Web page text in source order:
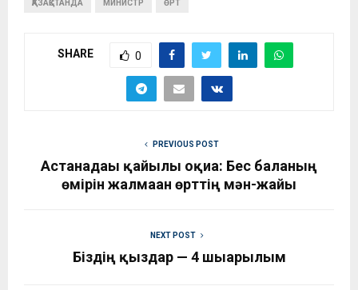
ҚАЗАҚСТАНДА МИНИСТР ӨРТ
SHARE 0
PREVIOUS POST
Астанадағы қайғылы оқиға: Бес баланың
өмірін жалмаған өрттің мән-жайы
NEXT POST
Біздің қыздар — 4 шығарылым